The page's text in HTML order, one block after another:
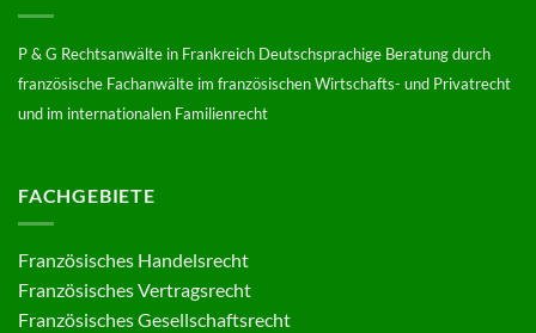
P & G Rechtsanwälte in Frankreich Deutschsprachige Beratung durch
französische Fachanwälte im französischen Wirtschafts- und Privatrecht
und im internationalen Familienrecht
FACHGEBIETE
Französisches Handelsrecht
Französisches Vertragsrecht
Französisches Gesellschaftsrecht